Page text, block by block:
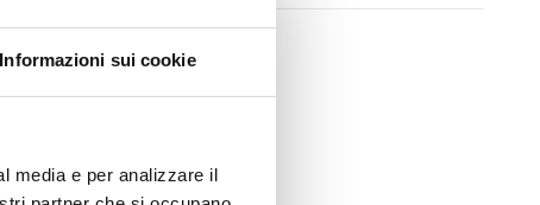
Informazioni sui cookie
media e per analizzare il